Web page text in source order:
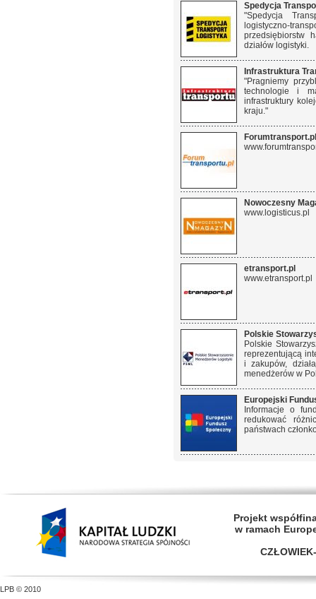
Spedycja
"Spedycja
logistyczno-
przedsiębiorstw
działów logistyki.
Infrastruktura
"Pragniemy
technologie i
infrastruktury
kraju."
Forumtransport.pl
Nowoczesny
www.logisticus.pl
etransport.pl
www.etransport.pl
Polskie
Polskie
reprezentującą
i zakupów,
menedżerów w
Europejski
Informacje o
redukować
państwach
Projekt
w ramach
LPB © 2010